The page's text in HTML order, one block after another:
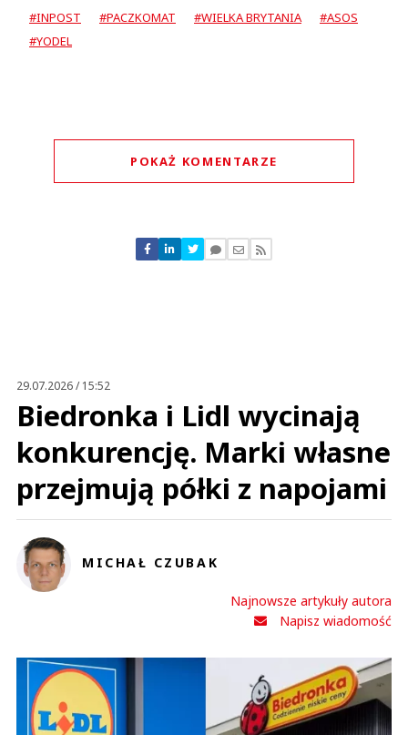
#INPOST #PACZKOMAT #WIELKA BRYTANIA
#ASOS
#YODEL
POKAŻ KOMENTARZE
Nie znaleziono komentarzy
Zostaw swoje komentarze
29.07.2026 / 15:52
Biedronka i Lidl wycinają
konkurencję. Marki własne
przejmują półki z napojami
MICHAŁ CZUBAK
Najnowsze artykuły autora
Napisz wiadomość